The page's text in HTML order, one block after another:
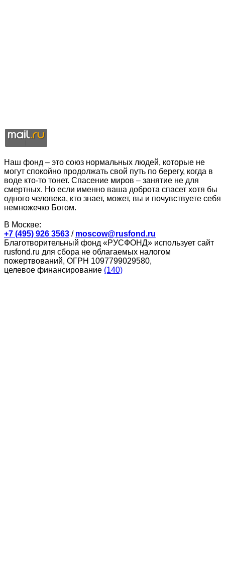
Наш фонд – это союз нормальных людей, которые не
могут спокойно продолжать свой путь по берегу, когда в
воде кто-то тонет. Спасение миров – занятие не для
смертных. Но если именно ваша доброта спасет хотя бы
одного человека, кто знает, может, вы и почувствуете себя
немножечко Богом.
В Москве:
+7 (495) 926 3563 / moscow@rusfond.ru
Благотворительный фонд «РУСФОНД» использует сайт
rusfond.ru для сбора не облагаемых налогом
пожертвований, ОГРН 1097799029580,
целевое финансирование (140)